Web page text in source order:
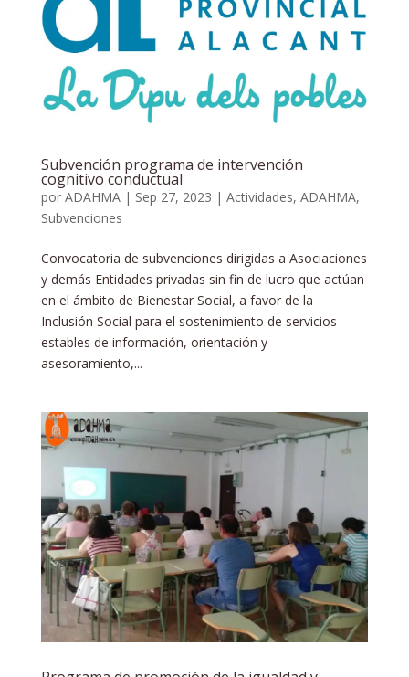
Subvención programa de intervención
cognitivo conductual
por ADAHMA| Sep 27, 2023 | Actividades, ADAHMA,
Subvenciones
Convocatoria de subvenciones dirigidas a Asociaciones
y demás Entidades privadas sin fin de lucro que actúan
en el ámbito de Bienestar Social, a favor de la
Inclusión Social para el sostenimiento de servicios
estables de información, orientación y
asesoramiento,...